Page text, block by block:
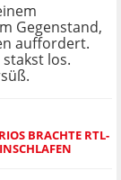
Gegenstand,
auffordert.
los.
BRACHTE RTL-